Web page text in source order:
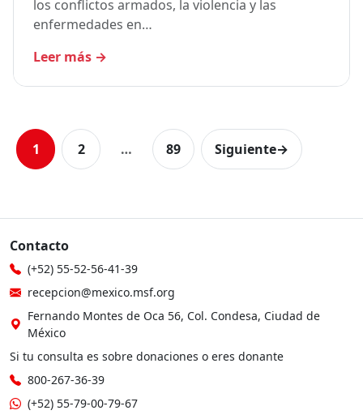
los conflictos armados, la violencia y las
enfermedades en…
Leer más →
1 2 … 89 Siguiente→
Contacto
(+52) 55-52-56-41-39
recepcion@mexico.msf.org
Fernando Montes de Oca 56, Col. Condesa, Ciudad de
México
Si tu consulta es sobre donaciones o eres donante
800-267-36-39
(+52) 55-79-00-79-67